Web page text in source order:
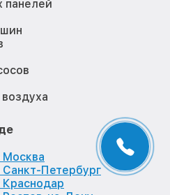
панелей
Москва
Петербург